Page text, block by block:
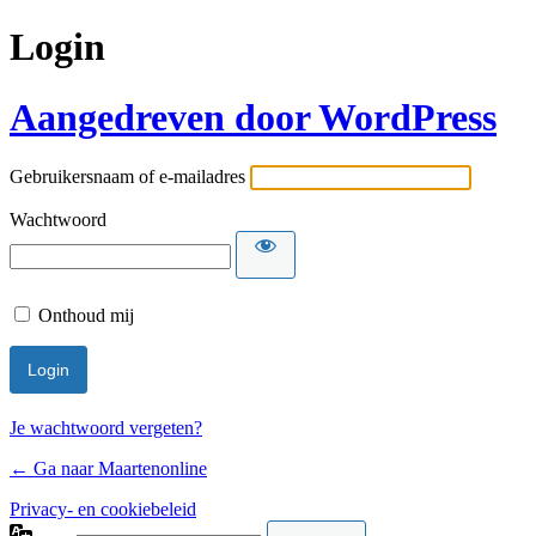
Login
Aangedreven door WordPress
Gebruikersnaam of e-mailadres
Wachtwoord
Onthoud mij
Je wachtwoord vergeten?
← Ga naar Maartenonline
Privacy- en cookiebeleid